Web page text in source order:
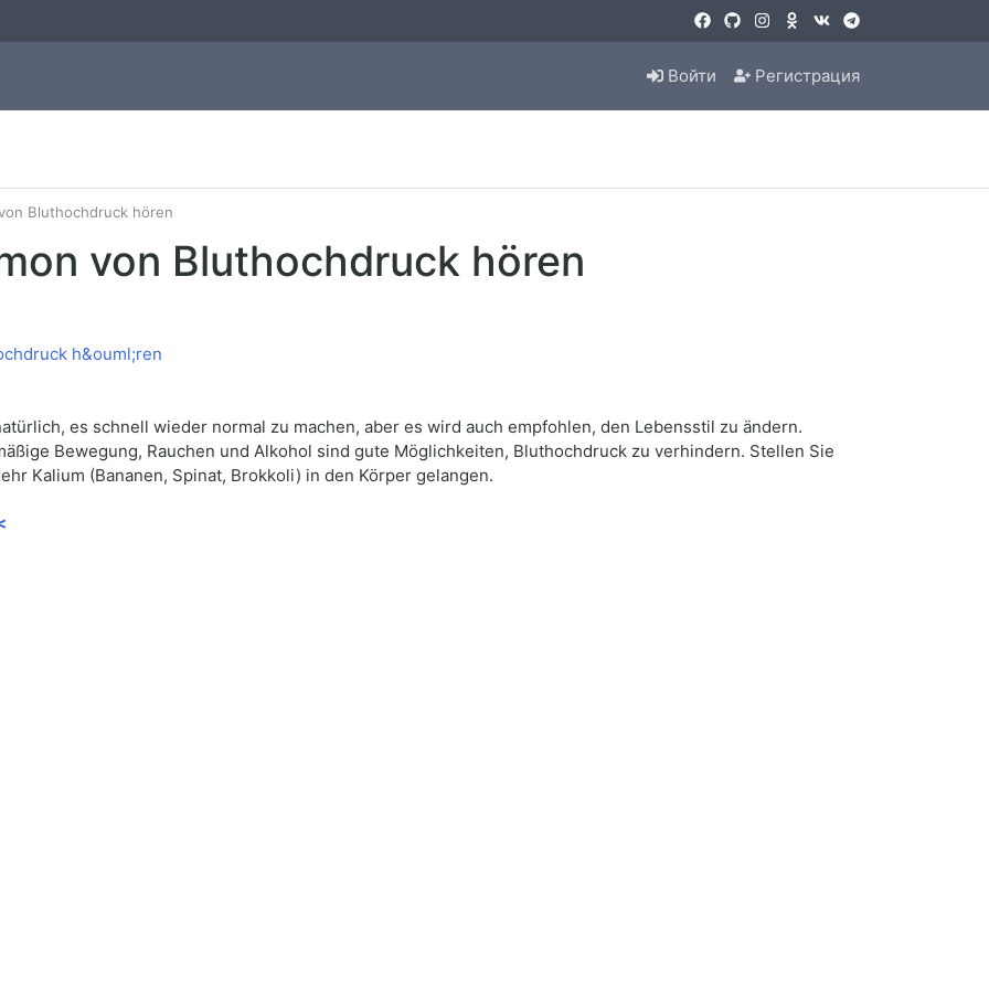
Войти Регистрация
Bluthochdruck hören
von Bluthochdruck hören
es schnell wieder normal zu machen, aber es wird auch empfohlen, den Lebensstil zu ändern.
Bewegung, Rauchen und Alkohol sind gute Möglichkeiten, Bluthochdruck zu verhindern. Stellen Sie
Kalium (Bananen, Spinat, Brokkoli) in den Körper gelangen.